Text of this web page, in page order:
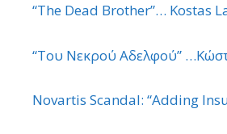
“The Dead Brother”… Kostas
“Του Νεκρού Αδελφού”
Novartis Scandal: “Adding